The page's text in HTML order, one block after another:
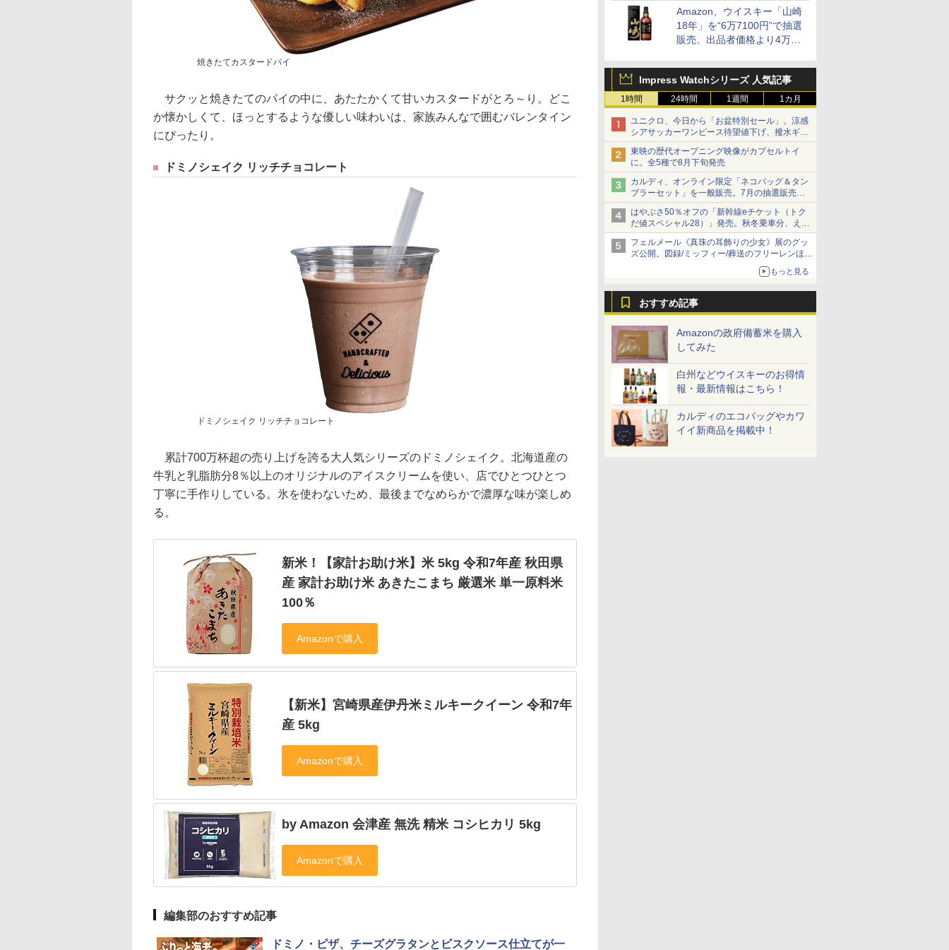
Amazon、ウイスキー「山崎
18年」を“6万7100円”で抽選
販売。出品者価格より4万
Impress Watchシリーズ 人気記事
1時間 24時間 1週間 1カ月
ユニクロ、今日から「お盆特別セール」。涼感
シアサッカーワンピース待望値下げ、撥水ギア
ショーツは1990円に
東映の歴代オープニング映像がカプセルトイ
に。全5種で8月下旬発売
カルディ、オンライン限定「ネコバッグ＆タン
ブラーセット」を一般販売。7月の抽選販売の
当選無効分
はやぶさ50％オフの「新幹線eチケット（トク
だ値スペシャル28）」発売。秋冬乗車分、えき
ねっと限定
フェルメール《真珠の耳飾りの少女》展のグッ
ズ公開。図録/ミッフィー/葬送のフリーレンほ
もっと見る
おすすめ記事
Amazonの政府備蓄米を購入
してみた
白州などウイスキーのお得情
報・最新情報はこちら！
カルディのエコバッグやカワ
イイ新商品を掲載中！
焼きたてカスタードパイ
サクッと焼きたてのパイの中に、あたたかくて甘いカスタードがとろ～り。どこ
か懐かしくて、ほっとするような優しい味わいは、家族みんなで囲むバレンタイン
にぴったり。
ドミノシェイク リッチチョコレート
ドミノシェイク リッチチョコレート
累計700万杯超の売り上げを誇る大人気シリーズのドミノシェイク。北海道産の
牛乳と乳脂肪分8％以上のオリジナルのアイスクリームを使い、店でひとつひとつ
丁寧に手作りしている。氷を使わないため、最後までなめらかで濃厚な味が楽しめ
る。
新米！【家計お助け米】米 5kg 令和7年産 秋田県
産 家計お助け米 あきたこまち 厳選米 単一原料米
100％
【新米】宮崎県産伊丹米ミルキークイーン 令和7年
産 5kg
by Amazon 会津産 無洗 精米 コシヒカリ 5kg
編集部のおすすめ記事
ドミノ・ピザ、チーズグラタンとビスクソース仕立てが一